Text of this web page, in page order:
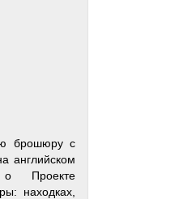
брошюру с
английском
Проекте
находках,